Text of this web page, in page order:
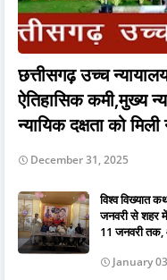
छत्तीसगढ़ उच्च
ऐतिहासिक कमी,मुख्य
न्यायिक दक्षता को मिली
December 31, 2025
विश्व विख्यात
जनवरी से शहर
11 जनवरी तक,
January